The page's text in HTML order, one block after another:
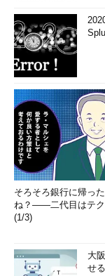
そろそろ銀行に帰っ
ね？――二代目はテク
(1/3)
大
せ